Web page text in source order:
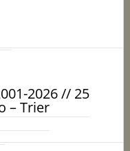
2026 // 25
– Trier